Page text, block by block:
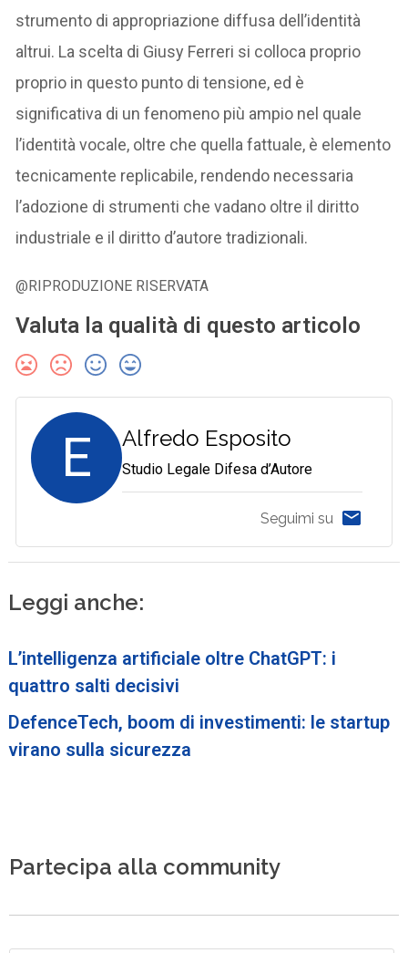
strumento di appropriazione diffusa dell’identità
altrui. La scelta di Giusy Ferreri si colloca proprio
proprio in questo punto di tensione, ed è
significativa di un fenomeno più ampio nel quale
l’identità vocale, oltre che quella fattuale, è elemento
tecnicamente replicabile, rendendo necessaria
l’adozione di strumenti che vadano oltre il diritto
industriale e il diritto d’autore tradizionali.
@RIPRODUZIONE RISERVATA
Valuta la qualità di questo articolo
E Alfredo Esposito
Studio Legale Difesa d’Autore
Seguimi su
Leggi anche:
L’intelligenza artificiale oltre ChatGPT: i
quattro salti decisivi
DefenceTech, boom di investimenti: le startup
virano sulla sicurezza
Partecipa alla community